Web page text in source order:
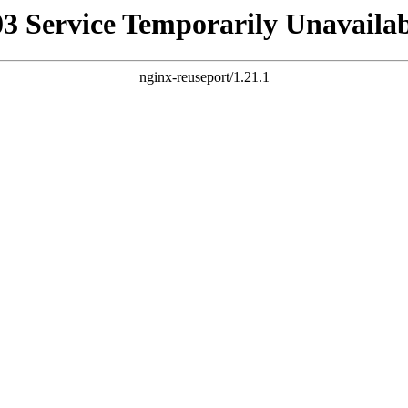
Service Temporarily
nginx-reuseport/1.21.1